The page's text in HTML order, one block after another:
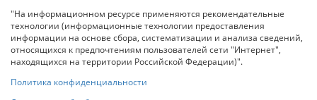
"На информационном ресурсе применяются рекомендательные
технологии (информационные технологии предоставления
информации на основе сбора, систематизации и анализа сведений,
относящихся к предпочтениям пользователей сети "Интернет",
находящихся на территории Российской Федерации)".
Политика конфиденциальности